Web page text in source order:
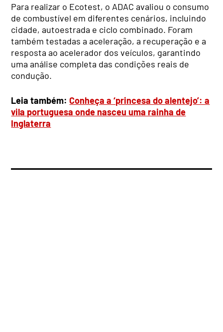
Para realizar o Ecotest, o ADAC avaliou o consumo
de combustível em diferentes cenários, incluindo
cidade, autoestrada e ciclo combinado. Foram
também testadas a aceleração, a recuperação e a
resposta ao acelerador dos veículos, garantindo
uma análise completa das condições reais de
condução.
Leia também:Conheça a ‘princesa do alentejo’: a
vila portuguesa onde nasceu uma rainha de
Inglaterra